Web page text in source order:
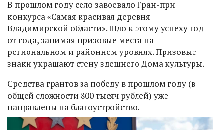
В прошлом году село завоевало Гран-при
конкурса «Самая красивая деревня
Владимирской области». Шло к этому успеху год
от года, занимая призовые места на
региональном и районном уровнях. Призовые
знаки украшают стену здешнего Дома культуры.
Средства грантов за победу в прошлом году (в
общей сложности 800 тысяч рублей) уже
направлены на благоустройство.